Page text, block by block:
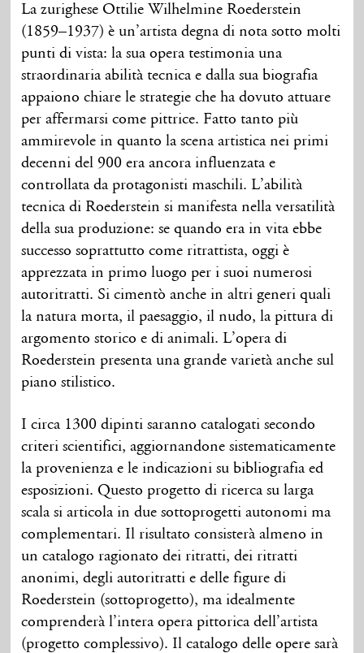
La zurighese Ottilie Wilhelmine Roederstein
(1859–1937) è un’artista degna di nota sotto molti
punti di vista: la sua opera testimonia una
straordinaria abilità tecnica e dalla sua biografia
appaiono chiare le strategie che ha dovuto attuare
per affermarsi come pittrice. Fatto tanto più
ammirevole in quanto la scena artistica nei primi
decenni del 900 era ancora influenzata e
controllata da protagonisti maschili. L’abilità
tecnica di Roederstein si manifesta nella versatilità
della sua produzione: se quando era in vita ebbe
successo soprattutto come ritrattista, oggi è
apprezzata in primo luogo per i suoi numerosi
autoritratti. Si cimentò anche in altri generi quali
la natura morta, il paesaggio, il nudo, la pittura di
argomento storico e di animali. L’opera di
Roederstein presenta una grande varietà anche sul
piano stilistico.
I circa 1300 dipinti saranno catalogati secondo
criteri scientifici, aggiornandone sistematicamente
la provenienza e le indicazioni su bibliografia ed
esposizioni. Questo progetto di ricerca su larga
scala si articola in due sottoprogetti autonomi ma
complementari. Il risultato consisterà almeno in
un catalogo ragionato dei ritratti, dei ritratti
anonimi, degli autoritratti e delle figure di
Roederstein (sottoprogetto), ma idealmente
comprenderà l’intera opera pittorica dell’artista
(progetto complessivo). Il catalogo delle opere sarà